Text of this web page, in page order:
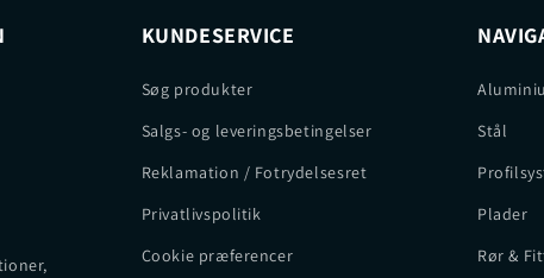
KUNDESERVICE
Søg produkter
Salgs- og leveringsbetingelser
Reklamation / Fotrydelsesret
Privatlivspolitik
Cookie præferencer
Stål
Plader
Rør &